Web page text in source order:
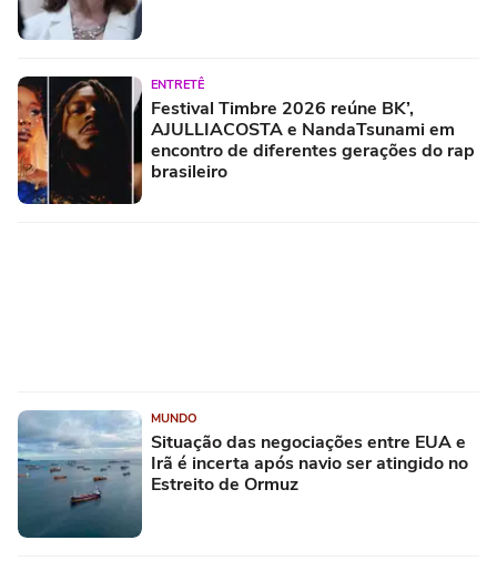
ENTRETÊ
Festival Timbre 2026 reúne BK’,
AJULLIACOSTA e NandaTsunami em
encontro de diferentes gerações do rap
brasileiro
MUNDO
Situação das negociações entre EUA e
Irã é incerta após navio ser atingido no
Estreito de Ormuz